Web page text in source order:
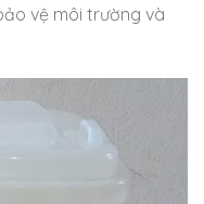
vệ môi trường và